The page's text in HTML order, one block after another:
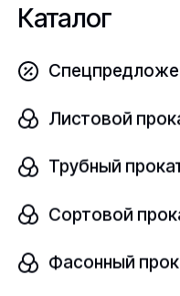
Каталог
Листовой
Трубный
Сортовой
Фасонный
Заполнить
предприятие,